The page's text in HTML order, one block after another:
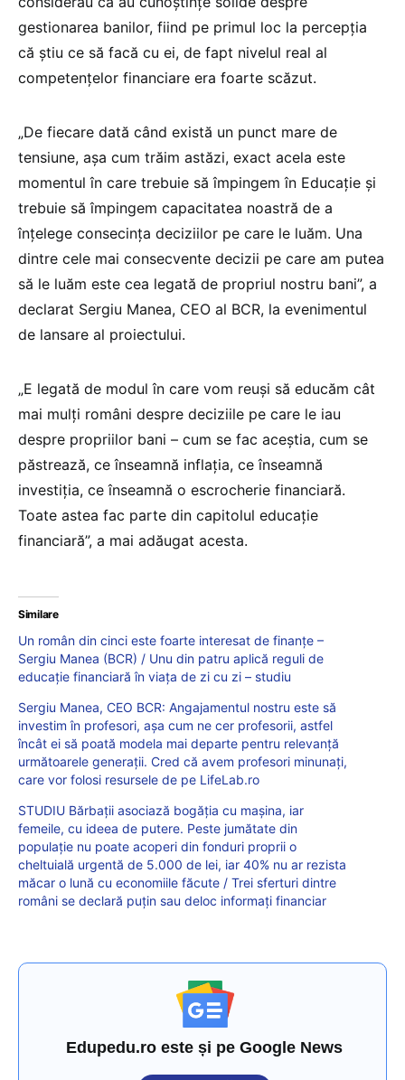
gestionarea banilor, fiind pe primul loc la percepția
că știu ce să facă cu ei, de fapt nivelul real al
competențelor financiare era foarte scăzut.
„De fiecare dată când există un punct mare de
tensiune, așa cum trăim astăzi, exact acela este
momentul în care trebuie să împingem în Educație și
trebuie să împingem capacitatea noastră de a
înțelege consecința deciziilor pe care le luăm. Una
dintre cele mai consecvente decizii pe care am putea
să le luăm este cea legată de propriul nostru bani”, a
declarat Sergiu Manea, CEO al BCR, la evenimentul
de lansare al proiectului.
„E legată de modul în care vom reuși să educăm cât
mai mulți români despre deciziile pe care le iau
despre propriilor bani – cum se fac aceștia, cum se
păstrează, ce înseamnă inflația, ce înseamnă
investiția, ce înseamnă o escrocherie financiară.
Toate astea fac parte din capitolul educație
financiară”, a mai adăugat acesta.
Similare
Un român din cinci este foarte interesat de finanţe –
Sergiu Manea (BCR) / Unu din patru aplică reguli de
educaţie financiară în viaţa de zi cu zi – studiu
Sergiu Manea, CEO BCR: Angajamentul nostru este să
investim în profesori, așa cum ne cer profesorii, astfel
încât ei să poată modela mai departe pentru relevanță
următoarele generații. Cred că avem profesori minunați,
care vor folosi resursele de pe LifeLab.ro
STUDIU Bărbații asociază bogăția cu mașina, iar
femeile, cu ideea de putere. Peste jumătate din
populație nu poate acoperi din fonduri proprii o
cheltuială urgentă de 5.000 de lei, iar 40% nu ar rezista
măcar o lună cu economiile făcute / Trei sferturi dintre
români se declară puțin sau deloc informați financiar
Edupedu.ro este și pe Google News